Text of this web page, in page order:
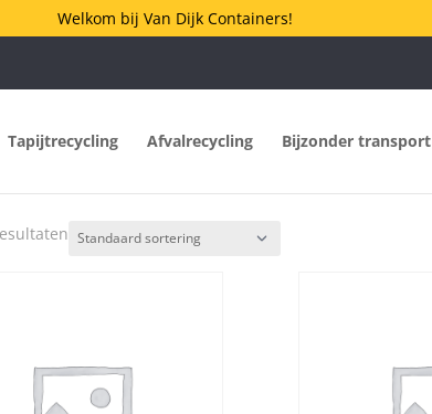
Welkom bij Van Dijk Containers!
Tapijtrecycling Afvalrecycling Bijzonder transport